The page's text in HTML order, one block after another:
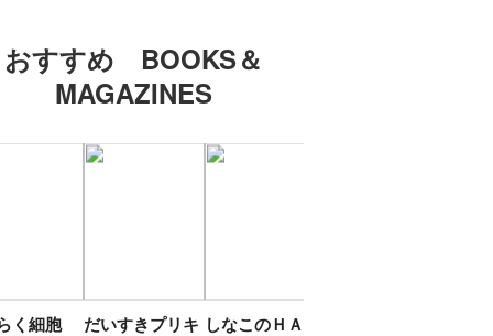
おすすめ BOOKS＆
MAGAZINES
く細胞
だいすきプリキ しなこのＨＡＰ